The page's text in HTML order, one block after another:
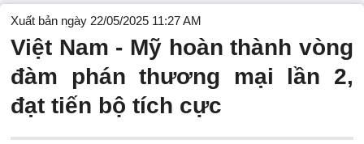
Xuất bản ngày 22/05/2025 11:27 AM
Việt Nam - Mỹ hoàn thành vòng
đàm phán thương mại lần 2,
đạt tiến bộ tích cực